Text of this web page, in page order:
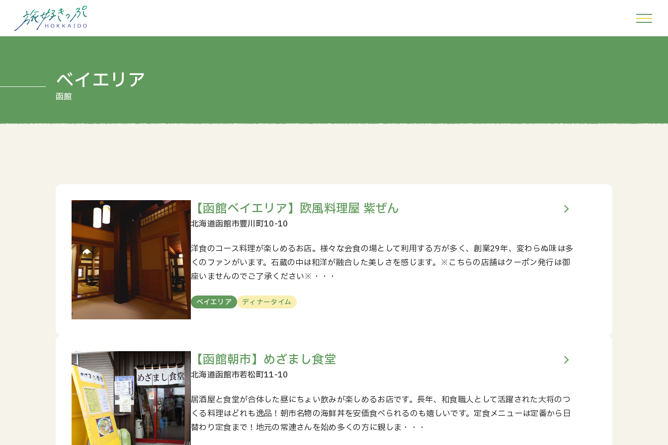
ベイエリア
【函館ベイエリア】欧風料理屋 紫ぜん
洋食のコース料理が楽しめるお店。様々な会食の場として利用する方が多く、創業29年、変わらぬ味は多
くのファンがいます。石蔵の中は和洋が融合した美しさを感じます。※こちらの店舗はクーポン発行は御
座いませんのでご了承ください※・・・
ベイエリア ディナータイム
【函館朝市】めざまし食堂
居酒屋と食堂が合体した昼にちょい飲みが楽しめるお店です。長年、和食職人として活躍された大将のつ
くる料理はどれも逸品！朝市名物の海鮮丼を安価食べられるのも嬉しいです。定食メニューは定番から日
替わり定食まで！地元の常連さんを始め多くの方に親しま・・・